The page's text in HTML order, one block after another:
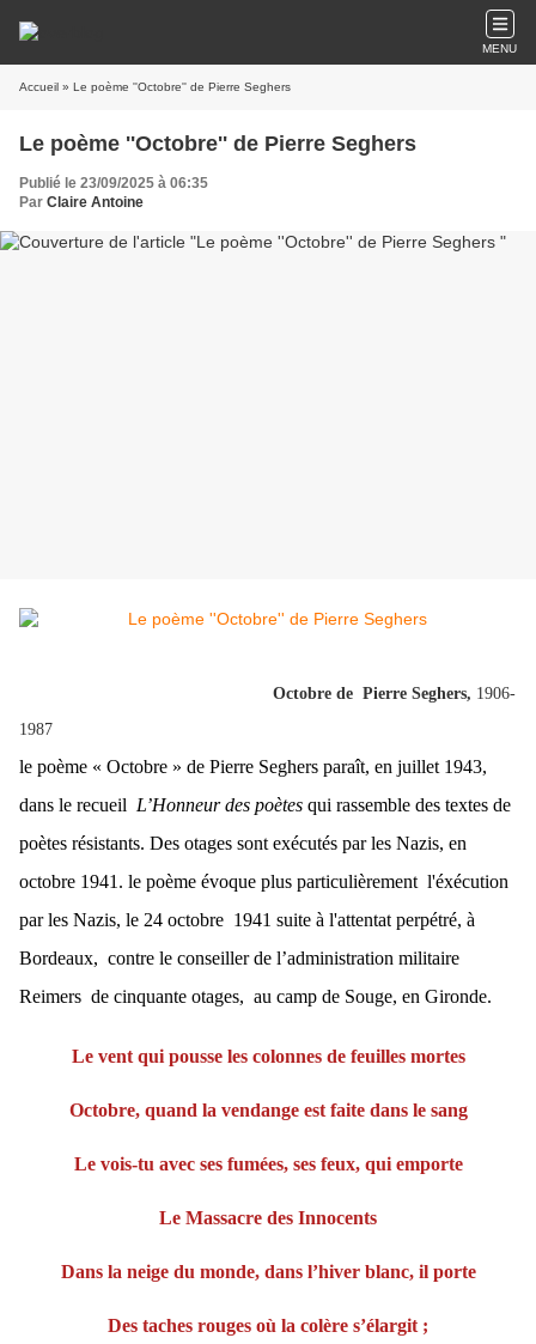
MENU
Accueil » Le poème ''Octobre'' de Pierre Seghers
Le poème ''Octobre'' de Pierre Seghers
Publié le 23/09/2025 à 06:35
Par Claire Antoine
Octobre de Pierre Seghers, 1906-
1987
le poème « Octobre » de Pierre Seghers paraît, en juillet 1943,
dans le recueil L’Honneur des poètes qui rassemble des textes de
poètes résistants. Des otages sont exécutés par les Nazis, en
octobre 1941. le poème évoque plus particulièrement l'éxécution
par les Nazis, le 24 octobre 1941 suite à l'attentat perpétré, à
Bordeaux, contre le conseiller de l’administration militaire
Reimers de cinquante otages, au camp de Souge, en Gironde.
Le vent qui pousse les colonnes de feuilles mortes
Octobre, quand la vendange est faite dans le sang
Le vois-tu avec ses fumées, ses feux, qui emporte
Le Massacre des Innocents
Dans la neige du monde, dans l’hiver blanc, il porte
Des taches rouges où la colère s’élargit ;